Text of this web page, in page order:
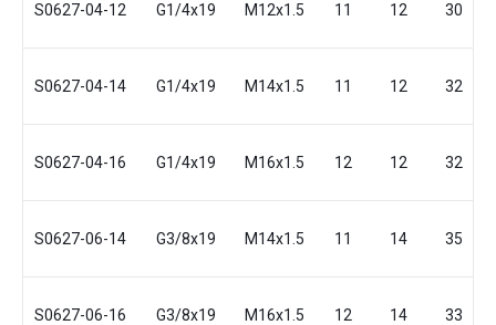
S0627-04-12 G1/4x19 M12x1.5 11 12 30
S0627-04-14 G1/4x19 M14x1.5 11 12 32
S0627-04-16 G1/4x19 M16x1.5 12 12 32
S0627-06-14 G3/8x19 M14x1.5 11 14 35
S0627-06-16 G3/8x19 M16x1.5 12 14 33